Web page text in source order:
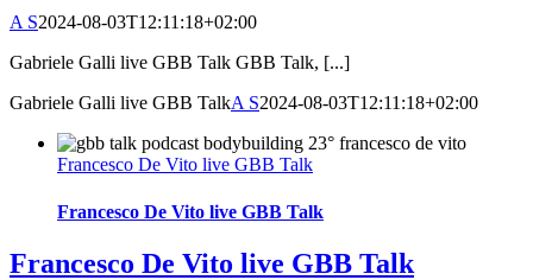
A S2024-08-03T12:11:18+02:00
Gabriele Galli live GBB Talk GBB Talk, [...]
Gabriele Galli live GBB TalkA S2024-08-03T12:11:18+02:00
Francesco De Vito live GBB Talk
Francesco De Vito live GBB Talk
Francesco De Vito live GBB Talk